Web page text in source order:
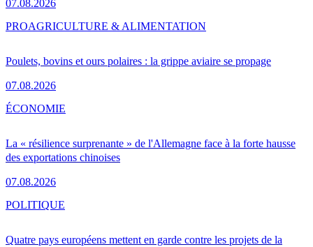
07.08.2026
Poulets, bovins et ours polaires : la grippe aviaire se propage
07.08.2026
PROAGRICULTURE & ALIMENTATION
La « résilience surprenante » de l'Allemagne face à la forte hausse
des exportations chinoises
07.08.2026
ÉCONOMIE
Quatre pays européens mettent en garde contre les projets de la
POLITIQUE